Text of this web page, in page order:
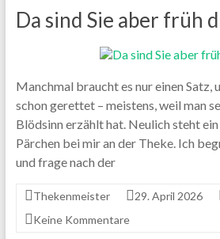
Da sind Sie aber früh
Manchmal braucht es nur einen Satz,
schon gerettet – meistens, weil man
Blödsinn erzählt hat. Neulich steht
Pärchen bei mir an der Theke. Ich
und frage nach der
Thekenmeister 29. April 2026
Keine Kommentare